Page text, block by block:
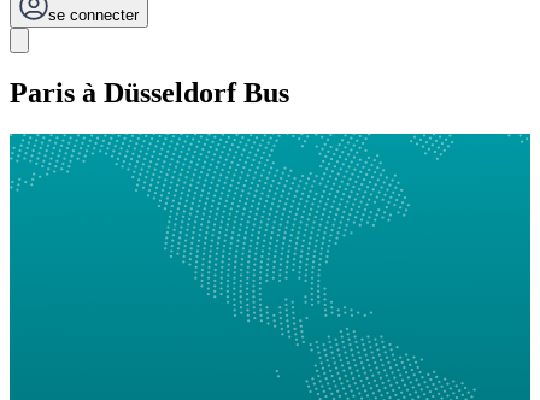
se connecter
Paris à Düsseldorf Bus